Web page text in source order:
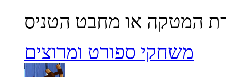
משחקי ספורט ומרוצים